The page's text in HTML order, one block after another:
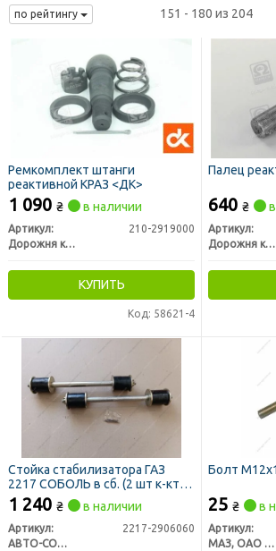
по рейтингу 151 - 180 из 204
Ремкомплект штанги
реактивной КРАЗ <ДК>
1 090 ₴ в наличии
Артикул:
210-2919000
Дорожня карта
КУПИТЬ
Код: 58621-4
Палец
640 ₴
Артикул:
Дорожня карта
Стойка стабилизатора ГАЗ
2217 СОБОЛЬ в сб. (2 шт к-кт
на авто) (втулки резиновые)
1 240 ₴ в наличии
Артикул:
2217-2906060
АВТО-СОЮЗ 88
Болт
25 ₴ в
Артикул:
МАЗ, ОАО «Минский автомобильный завод»